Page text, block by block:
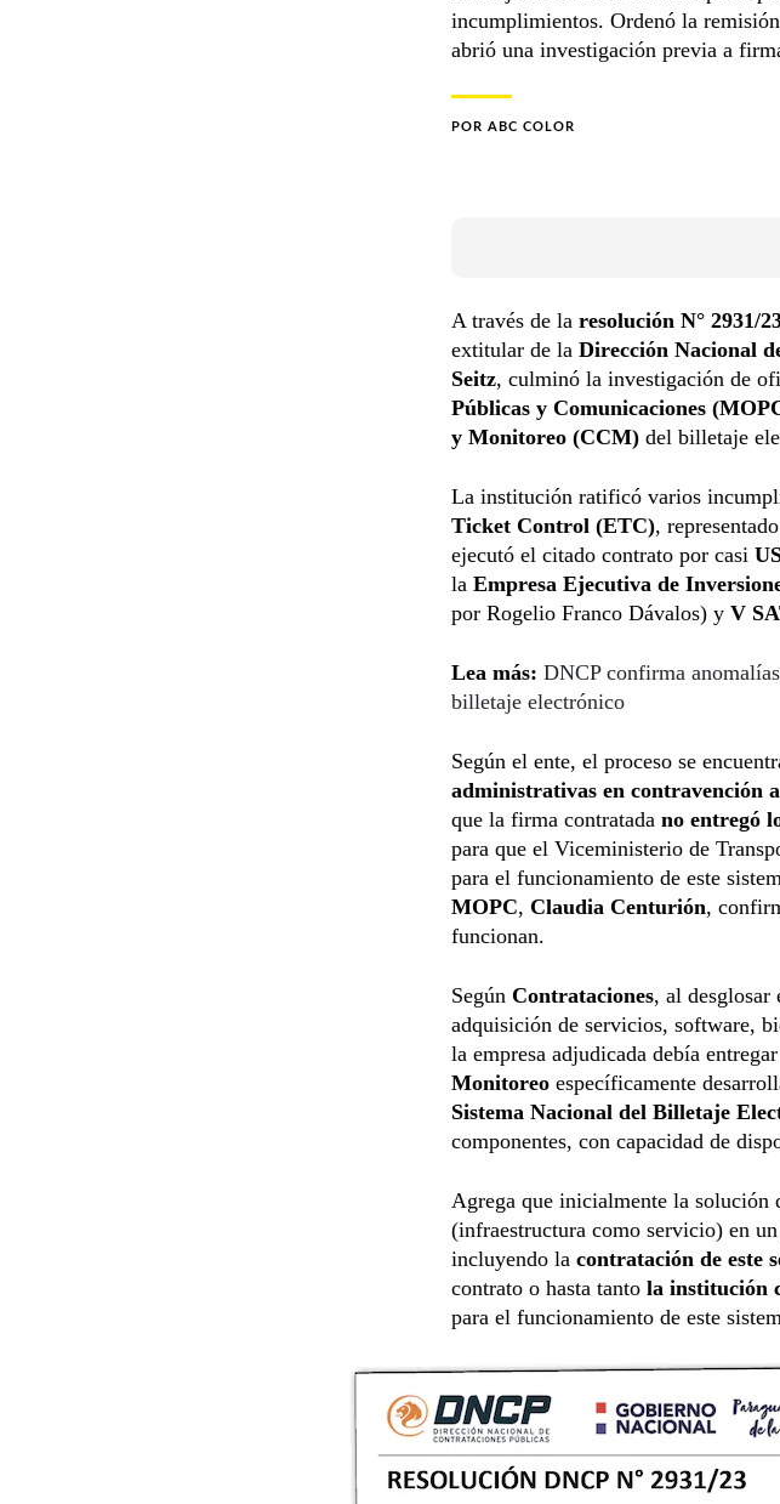
incumplimientos. Ordenó la
abrió una investigación previa a
POR ABC COLOR
A través de la resolución N° 2931/
extitular de la Dirección Nacional
Seitz, culminó la investigación de
Públicas y Comunicaciones
y Monitoreo (CCM) del billetaje
La institución ratificó varios
Ticket Control (ETC),
ejecutó el citado contrato por casi
la Empresa Ejecutiva de
por Rogelio Franco Dávalos) y V
Lea más: DNCP confirma
billetaje electrónico
Según el ente, el proceso se
administrativas en contravención
que la firma contratada no entregó
para que el Viceministerio de
para el funcionamiento de este
MOPC, Claudia Centurión,
funcionan.
Según Contrataciones, al desglosar
adquisición de servicios, software,
la empresa adjudicada debía
Monitoreo específicamente
Sistema Nacional del Billetaje
componentes, con capacidad de
Agrega que inicialmente la solución
(infraestructura como servicio) en
incluyendo la contratación de este
contrato o hasta tanto la institución
para el funcionamiento de este